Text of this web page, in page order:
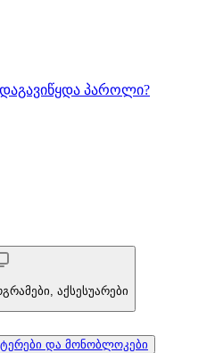
დაგავიწყდა პაროლი?
აქსესუარები
და მონობლოკები